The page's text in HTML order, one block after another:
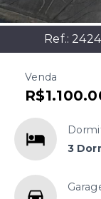
Ref.:
Venda
3